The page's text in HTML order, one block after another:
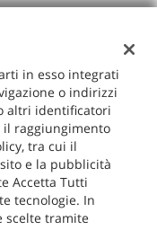
in esso integrati
o indirizzi
altri identificatori
raggiungimento
tra cui il
e la pubblicità
Accetta Tutti
tecnologie. In
scelte tramite